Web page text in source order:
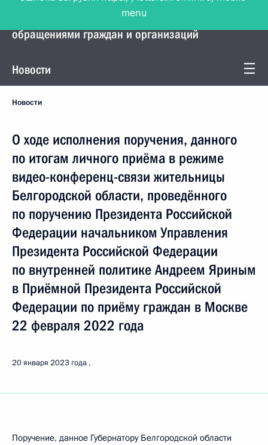
Управление Президента по работе с
обращениями граждан и организаций
Новости
Новости
О ходе исполнения поручения, данного
по итогам личного приёма в режиме
видео-конференц-связи жительницы
Белгородской области, проведённого
по поручению Президента Российской
Федерации начальником Управления
Президента Российской Федерации
по внутренней политике Андреем Яриным
в Приёмной Президента Российской
Федерации по приёму граждан в Москве
22 февраля 2022 года
20 января 2023 года
Поручение, данное Губернатору Белгородской области
menu